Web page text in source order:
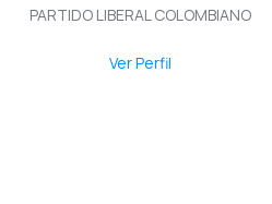
PARTIDO LIBERAL COLOMBIANO
Ver Perfil